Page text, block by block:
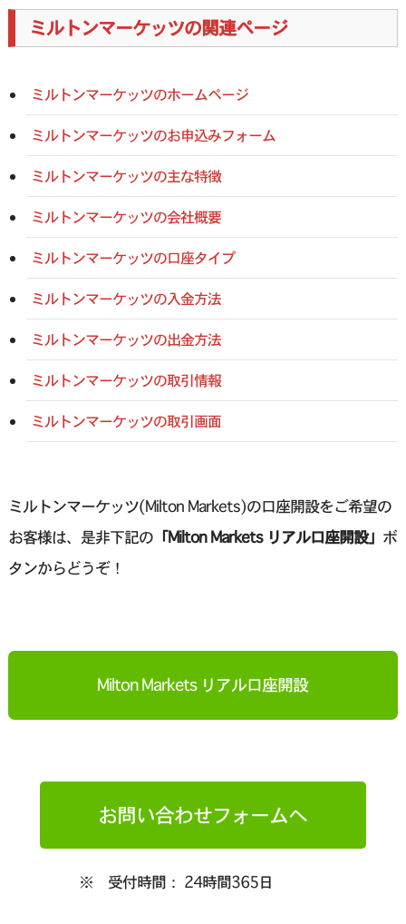
ミルトンマーケッツの関連ページ
ミルトンマーケッツのホームページ
ミルトンマーケッツのお申込みフォーム
ミルトンマーケッツの主な特徴
ミルトンマーケッツの会社概要
ミルトンマーケッツの口座タイプ
ミルトンマーケッツの入金方法
ミルトンマーケッツの出金方法
ミルトンマーケッツの取引情報
ミルトンマーケッツの取引画面
ミルトンマーケッツ(Milton Markets)の口座開設をご希望の
お客様は、是非下記の「Milton Markets リアル口座開設」 ボ
タンからどうぞ！
Milton Markets リアル口座開設
お問い合わせフォームへ
※ 受付時間： 24時間365日